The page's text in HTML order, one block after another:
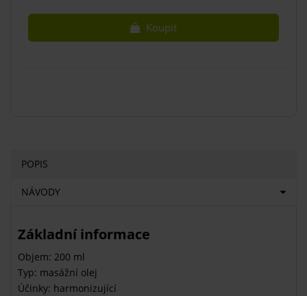
Koupit
POPIS
NÁVODY
Základní informace
Objem: 200 ml
Typ: masážní olej
Účinky: harmonizující